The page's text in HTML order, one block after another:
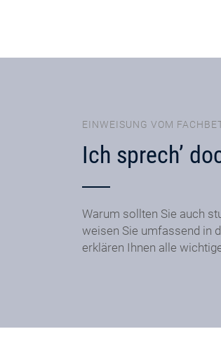
EINWEISUNG VOM
Ich sprech’
Warum sollten Sie auch
weisen Sie umfassend in
erklären Ihnen alle